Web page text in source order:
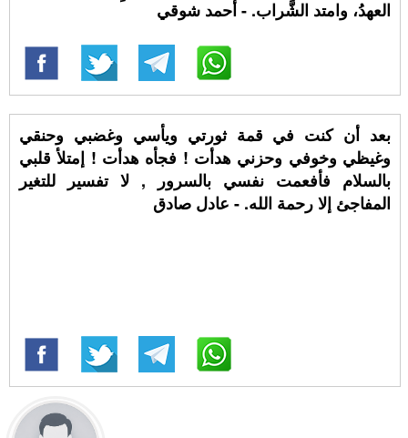
العهدُ، وامتد الشَّراب. - أحمد شوقي
بعد أن كنت في قمة ثورتي ويأسي وغضبي وحنقي
وغيظي وخوفي وحزني هدأت ! فجأه هدأت ! إمتلأ قلبي
بالسلام فأفعمت نفسي بالسرور , لا تفسير للتغير
المفاجئ إلا رحمة الله. - عادل صادق